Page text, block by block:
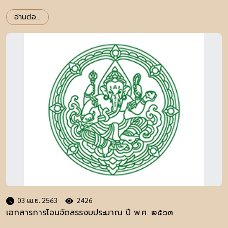
อ่านต่อ...
03 เม.ย. 2563 2426
เอกสารการโอนจัดสรรงบประมาณ ปี พ.ศ. ๒๕๖๓